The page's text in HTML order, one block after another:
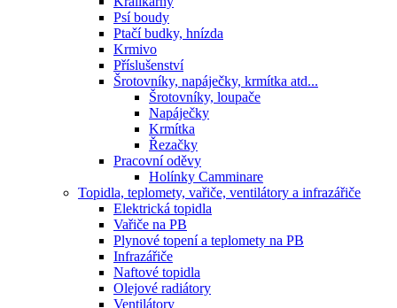
Psí boudy
Ptačí budky, hnízda
Krmivo
Příslušenství
Šrotovníky, napáječky, krmítka atd...
Šrotovníky, loupače
Napáječky
Krmítka
Řezačky
Pracovní oděvy
Holínky Camminare
Topidla, teplomety, vařiče, ventilátory a infrazářiče
Elektrická topidla
Vařiče na PB
Plynové topení a teplomety na PB
Infrazářiče
Naftové topidla
Olejové radiátory
Ventilátory